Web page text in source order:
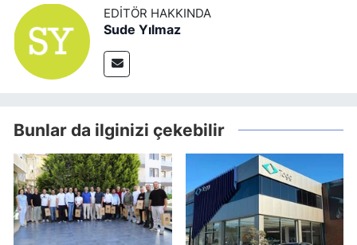
EDITÖR HAKKINDA
Sude Yılmaz
Bunlar da ilginizi çekebilir